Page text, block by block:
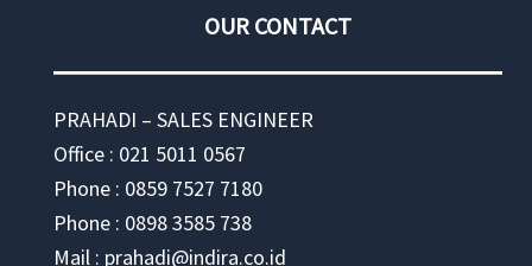
OUR CONTACT
PRAHADI – SALES ENGINEER
Office : 021 5011 0567
Phone : 0859 7527 7180
Phone : 0898 3585 738
Mail : prahadi@indira.co.id